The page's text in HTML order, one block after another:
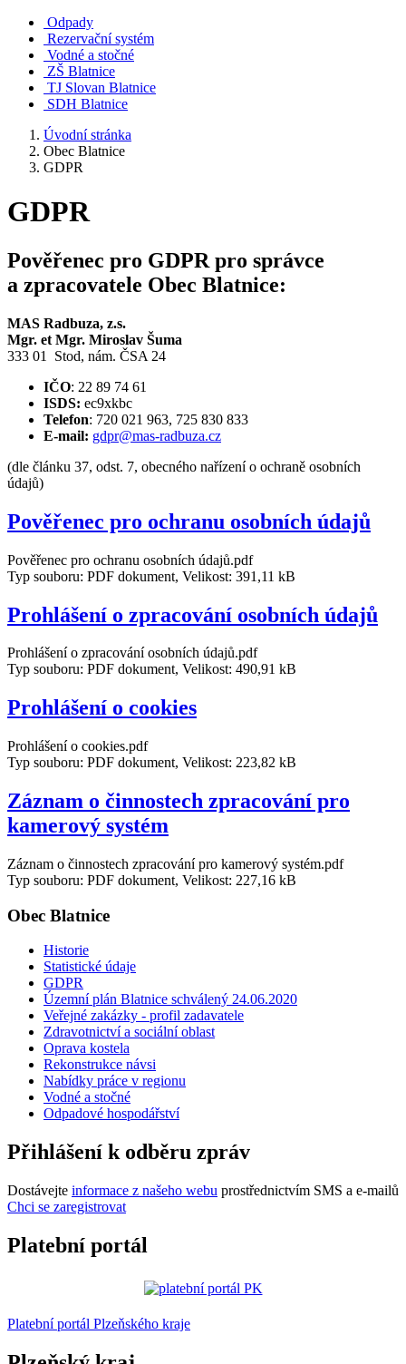
Odpady
Rezervační systém
Vodné a stočné
ZŠ Blatnice
TJ Slovan Blatnice
SDH Blatnice
Úvodní stránka
Obec Blatnice
GDPR
GDPR
Pověřenec pro GDPR pro správce
a zpracovatele Obec Blatnice:
MAS Radbuza, z.s.
Mgr. et Mgr. Miroslav Šuma
333 01 Stod, nám. ČSA 24
IČO: 22 89 74 61
ISDS: ec9xkbc
Telefon: 720 021 963, 725 830 833
E-mail: gdpr@mas-radbuza.cz
(dle článku 37, odst. 7, obecného nařízení o ochraně osobních
údajů)
Pověřenec pro ochranu osobních údajů
Pověřenec pro ochranu osobních údajů.pdf
Typ souboru: PDF dokument, Velikost: 391,11 kB
Prohlášení o zpracování osobních údajů
Prohlášení o zpracování osobních údajů.pdf
Typ souboru: PDF dokument, Velikost: 490,91 kB
Prohlášení o cookies
Prohlášení o cookies.pdf
Typ souboru: PDF dokument, Velikost: 223,82 kB
Záznam o činnostech zpracování pro
kamerový systém
Záznam o činnostech zpracování pro kamerový systém.pdf
Typ souboru: PDF dokument, Velikost: 227,16 kB
Obec Blatnice
Historie
Statistické údaje
GDPR
Územní plán Blatnice schválený 24.06.2020
Veřejné zakázky - profil zadavatele
Zdravotnictví a sociální oblast
Oprava kostela
Rekonstrukce návsi
Nabídky práce v regionu
Vodné a stočné
Odpadové hospodářství
Přihlášení k odběru zpráv
Dostávejte informace z našeho webu prostřednictvím SMS a e-mailů
Chci se zaregistrovat
Platební portál
Platební portál Plzeňského kraje